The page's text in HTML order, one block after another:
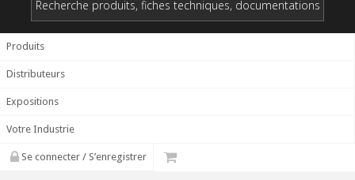
Produits
Distributeurs
Expositions
Votre Industrie
Se connecter / S’enregistrer